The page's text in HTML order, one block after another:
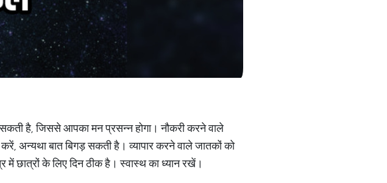
है, जिससे आपका मन प्रसन्न होगा। नौकरी करने वाले
अन्यथा बात बिगड़ सकती है। व्यापार करने वाले जातकों को
में छात्रों के लिए दिन ठीक है। स्वास्थ का ध्यान रखें।